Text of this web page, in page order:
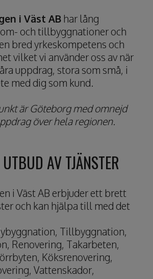
i Väst AB har lång
och tillbyggnationer och
bred yrkeskompetens och
vilket vi använder oss av när
uppdrag, stora som små, i
med dig som kund.
är Göteborg med omnejd
över hela regionen.
AV TJÄNSTER
i Väst AB erbjuder ett brett
och kan hjälpa till med det
Tillbyggnation,
Renovering, Takarbeten,
Köksrenovering,
Vattenskador,